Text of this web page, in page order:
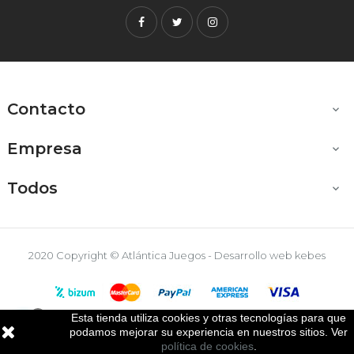
FacebookTwitterInstagram
Contacto 
Empresa 
Todos 
Esta tienda utiliza cookies y otras tecnologías para que
podamos mejorar su experiencia en nuestros sitios. Ver
política de cookies.
2020 Copyright © Atlántica Juegos - Desarrollo web kebes